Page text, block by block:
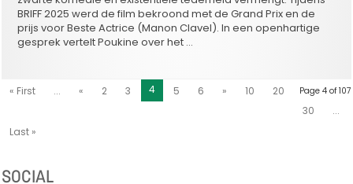
BRIFF 2025 werd de film bekroond met de Grand Prix en de
prijs voor Beste Actrice (Manon Clavel). In een openhartige
gesprek vertelt Poukine over het …
Page 4 of 107
« First ... « 2 3 4 5 6 » 10
20
30
...
Last »
SOCIAL